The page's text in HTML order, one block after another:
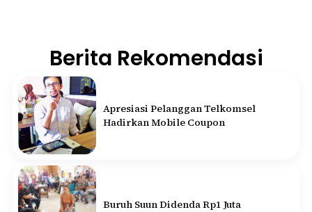
Berita Rekomendasi
Apresiasi Pelanggan Telkomsel
Hadirkan Mobile Coupon
Buruh Suun Didenda Rp1 Juta